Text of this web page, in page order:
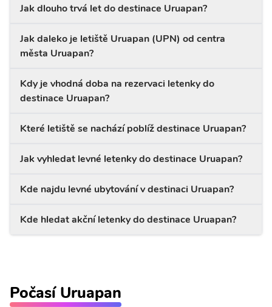
Jak dlouho trvá let do destinace Uruapan?
Jak daleko je letiště Uruapan (UPN) od centra
města Uruapan?
Kdy je vhodná doba na rezervaci letenky do
destinace Uruapan?
Které letiště se nachází poblíž destinace Uruapan?
Jak vyhledat levné letenky do destinace Uruapan?
Kde najdu levné ubytování v destinaci Uruapan?
Kde hledat akční letenky do destinace Uruapan?
Počasí Uruapan